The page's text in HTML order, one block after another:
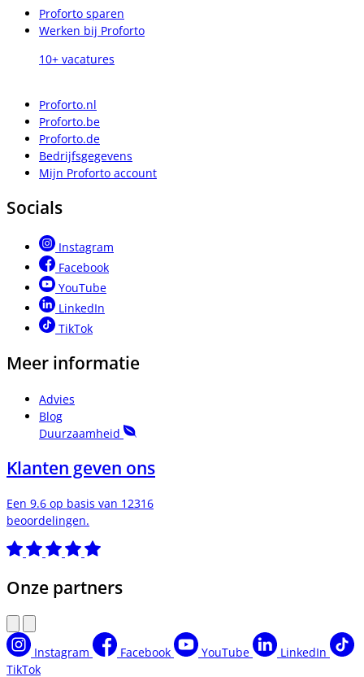
Proforto sparen
Werken bij Proforto
10+ vacatures
Proforto.nl
Proforto.be
Proforto.de
Bedrijfsgegevens
Mijn Proforto account
Socials
Instagram
Facebook
YouTube
LinkedIn
TikTok
Meer informatie
Advies
Blog
Duurzaamheid
Klanten geven ons
Een 9.6 op basis van 12316
beoordelingen.
Onze partners
Instagram Facebook YouTube
LinkedIn
TikTok